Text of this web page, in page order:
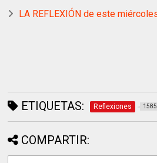
LA REFLEXIÓN de este
ETIQUETAS: Reflexiones 1585
COMPARTIR: